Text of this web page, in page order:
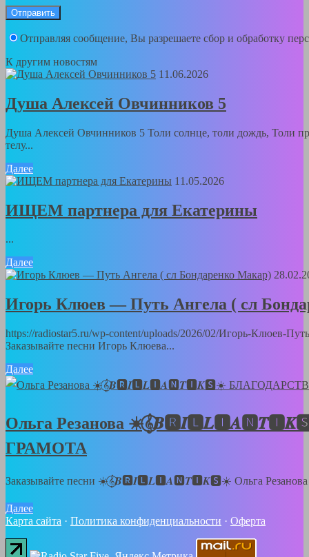
Отправляя сообщение, Вы разрешаете сбор и обработку
К другим новостям
11.06.2026
Душа Алексей Овчинников 5
Душа Алексей Овчинников 5 Толи солнце, толи дождь, Толи
телу...
Далее
11.05.2026
ИЩЕМ партнера для Екатерины
...
Далее
Игорь Клюев — Путь Ангела ( сл
https://radiostar5.ru/wp-content/uploads/2026/02/Игорь-Клюев-
Заказывайте песни Игорь Клюева...
Далее
Ольга Резанова
ГРАМОТА
Заказывайте песни ☀️𝄞⃝𝑩🆁𝑰🅻𝑳🅸𝑨🅽𝑻🅸𝑲🆂☀️ Ольга Резанова
Далее
Карта сайта · Политика конфиденциальности · Оферта